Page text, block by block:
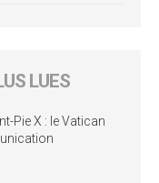
LUES
Pie X : le Vatican